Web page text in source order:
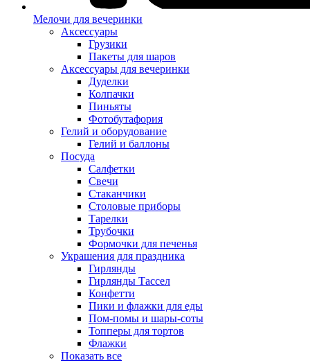
Мелочи для вечеринки
Аксессуары
Грузики
Пакеты для шаров
Аксессуары для вечеринки
Дуделки
Колпачки
Пиньяты
Фотобутафория
Гелий и оборудование
Гелий и баллоны
Посуда
Салфетки
Свечи
Стаканчики
Столовые приборы
Тарелки
Трубочки
Формочки для печенья
Украшения для праздника
Гирлянды
Гирлянды Тассел
Конфетти
Пики и флажки для еды
Пом-помы и шары-соты
Топперы для тортов
Флажки
Показать все